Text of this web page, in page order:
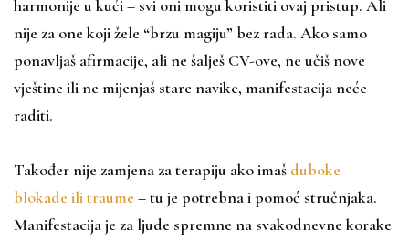
harmonije u kući – svi oni mogu koristiti ovaj pristup. Ali
nije za one koji žele “brzu magiju” bez rada. Ako samo
ponavljaš afirmacije, ali ne šalješ CV-ove, ne učiš nove
vještine ili ne mijenjaš stare navike, manifestacija neće
raditi.
Također nije zamjena za terapiju ako imaš duboke
blokade ili traume – tu je potrebna i pomoć stručnjaka.
Manifestacija je za ljude spremne na svakodnevne korake